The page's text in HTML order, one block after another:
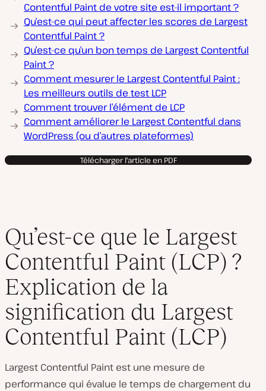
Contentful Paint de votre site est-il important ?
Qu’est-ce qui peut affecter les scores de Largest
Contentful Paint ?
Qu’est-ce qu’un bon temps de Largest Contentful
Paint ?
Comment mesurer le Largest Contentful Paint :
Les meilleurs outils de test LCP
Comment trouver l’élément de LCP
Comment améliorer le Largest Contentful dans
WordPress (ou d’autres plateformes)
Télécharger l'article en PDF
Qu’est-ce que le Largest
Contentful Paint (LCP) ?
Explication de la
signification du Largest
Contentful Paint (LCP)
Largest Contentful Paint est une mesure de
performance qui évalue le temps de chargement du